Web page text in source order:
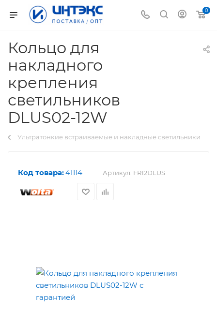
0
Кольцо для
накладного
крепления
светильников
DLUS02-12W
Ультратонкие встраиваемые и накладные светильники
Код товара:41114 Артикул: FR12DLUS